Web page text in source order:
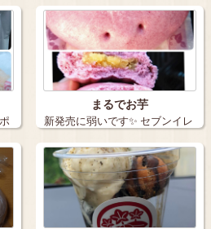
まるでお芋
新発売に弱いです✨ セブンイレ
ブンの「…